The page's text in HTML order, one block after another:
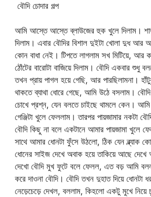
বৌদি চোদার গল্প
আমি আস্তে আস্তে ব্লাউজের হুক খুলে দিলাম।
দিলাম। এবার বৌদির বিশাল দুইটা খোলা দুধ আর
কোন বাধা নেই। টিপতে লাগলাম সখ মিটিয়ে, আর
ঠোঁটের বারোটা বাজিয়ে দিলাম। বৌদি একবার
তখন প্রায় পাগল হয়ে গেছি, আর পারছিলামনা।
থাকতে ব্যাথা ধোরে গেছে, আমি উঠে বসলাম।
চোখে প্রশ্ন, যেন বলতে চাইছে থামলে কেন।
গেঞ্জিটা খুলে ফেললাম। তারপর পায়জামার নকটা
বৌদি কিছু না বলে একটানে আমার পায়জামা খুলে
সাথে আমার ধোনটা ফুঁসে উঠলো, ঠিক যেন ব্ল্যাক
ধোনের সাইজ দেখে অবাক হয়ে তাকিয়ে আছে
দেখো বৌদি মুখ ফুটে বলে ফেলল, এত বড় আমি
করে দাওনা বৌদি। বৌদি তখন দুহাত দিয়ে ধোনটা
নেড়েচেড়ে দেখল, বললাম, কিহলো একটু মুখে নিয়ে